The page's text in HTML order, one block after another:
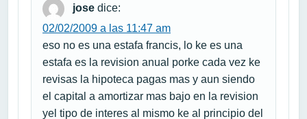
jose dice:
02/02/2009 a las 11:47 am
eso no es una estafa francis, lo ke es una
estafa es la revision anual porke cada vez ke
revisas la hipoteca pagas mas y aun siendo
el capital a amortizar mas bajo en la revision
yel tipo de interes al mismo ke al principio del